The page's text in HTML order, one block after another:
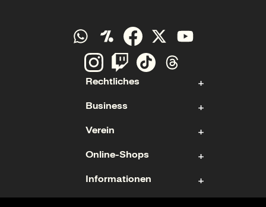
Rechtliches
Kontakt
Impressum
Datenschutz
Cookies
Business
Aktie
Sponsoring & Hospitality
Geschäftsführung
Verein
Fan- und Förderabteilung
Mitgliedschaft
Online-Shops
Ticketshop
Informationen